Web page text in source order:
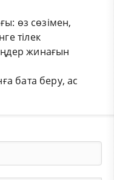
өз сөзімен,
тілек
жинағын
бата беру, ас